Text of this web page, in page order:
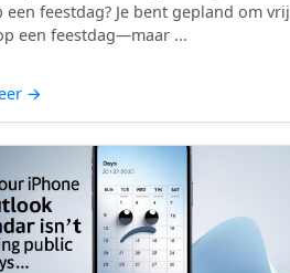
een feestdag? Je bent gepland om vrij
een feestdag—maar ...
→